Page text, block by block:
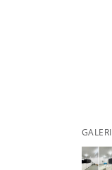
GALERI